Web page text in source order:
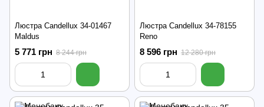
Люстра Candellux 34-01467
Maldus
5 771 грн 8 244 грн
Люстра Candellux 34-78155
Reno
8 596 грн 12 280 грн